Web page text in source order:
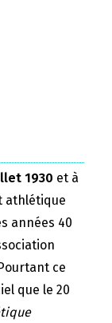
1930 et à
athlétique
années 40
ce
que le 20